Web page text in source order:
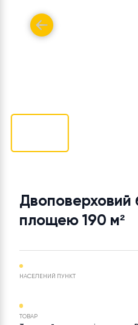
площею 190 м²